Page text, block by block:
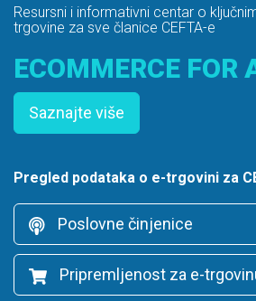
Resursni i informativni centar o
trgovine za sve članice CEFTA-e
ECOMMERCE FOR
Saznajte više
Pregled podataka o e-trgovini za
Poslovne činjenice
Pripremljenost za e-